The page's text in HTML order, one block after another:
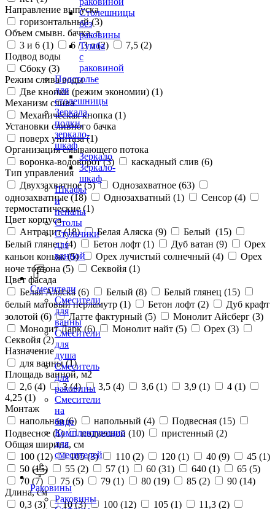
Столешницы
без
раковины
Тумба
с
раковиной
Подстолье
для
столешницы
Зеркала,
полки,
зеркало-
шкаф
Зеркало
Зеркало-
шкаф
Шкафы
и
пеналы
Столы
Стульчики
для
ванной
Смесители
Смесители
для
ванны
Смесители
для
душа
Смеситель
для
раковины
Смесители
на
биде
Комплектующие
для
смесителей
Раковины
Раковины
Направление выпуска
горизонтальный (3)
Объем смывн. бачка, л
3 и 6 (1) 6 / 3 л (2) 7,5 (2)
Подвод воды
Сбоку (3)
Режим слива воды
Две кнопки (режим экономии) (1)
Механизм слива
Механическая кнопка (1)
Установки сливного бачка
поверх унитаза (1)
Организация смывающего потока
воронка-водоворот (3) каскадный слив (6)
Тип управления
Двухзахватное (5) Однозахватное (63)
однозахватные (18) Однозахватный (1) Сенсор (4)
термостатические (1)
Цвет корпуса
Антрацит (18) Белая Аляска (9) Белый (15)
Белый глянец (4) Бетон лофт (1) Дуб ватан (9)
Орех
каньон коньяк (5) Орех лучистый солнечный (4)
Орех
ноче тортона (5) Секвойя (1)
Цвет фасада
Белая Аляска (6) Белый (8) Белый глянец (15)
белый матовый перламутр (1) Бетон лофт (2)
Дуб крафт
золотой (6) Латте фактурный (5) Монолит Айсберг (3)
Монолит Дарк (6) Монолит найт (5) Орех (3)
Секвойя (2)
Назначение
для ванны (1)
Площадь ванной, м2
2,6 (4) 3 (4) 3,5 (4) 3,6 (1) 3,9 (1) 4 (1)
4,25 (1)
Монтаж
напольная (6) напольный (4) Подвесная (15)
Подвесное (1) подвесной (10) пристенный (2)
Общая ширина, см
100 (12) 105 (3) 110 (2) 120 (1) 40 (9) 45 (1)
50 (15) 55 (2) 57 (1) 60 (31) 640 (1) 65 (5)
70 (7) 75 (5) 79 (1) 80 (19) 85 (2) 90 (14)
Длина, см
0,3 (3) 10 (3) 100 (12) 105 (1) 11,3 (2)